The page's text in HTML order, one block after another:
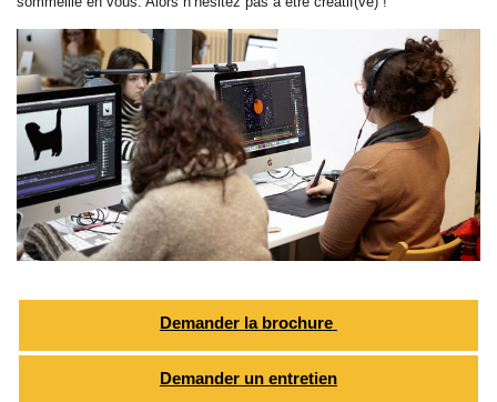
Demander la brochure
Demander un entretien